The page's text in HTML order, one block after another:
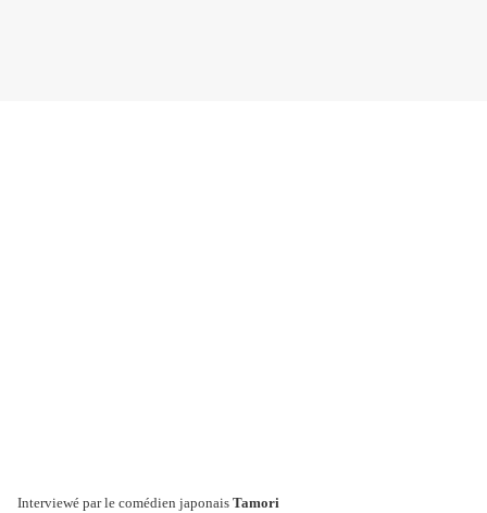
Interviewé par le comédien japonais Tamori